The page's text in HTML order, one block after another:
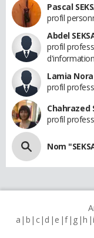
Pascal
profil
Abdel
profil
d'information
Lamia Nora
profil
Chahrazed
profil
Nom
a b c d e f g h i